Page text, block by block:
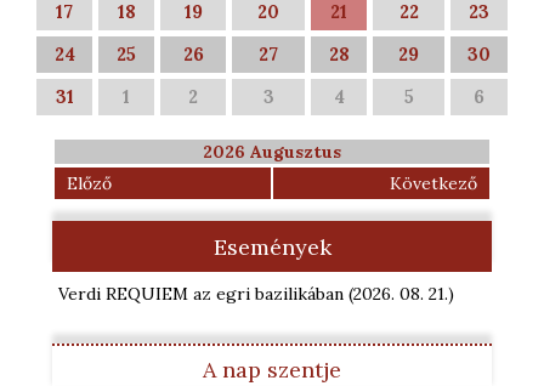
17
18 19 20 21 22
23
24
25 26 27 28 29
30
31
1 2 3 4 5 6
2026 Augusztus
Előző
Következő
Események
Verdi REQUIEM az egri bazilikában (2026. 08. 21.)
A nap szentje